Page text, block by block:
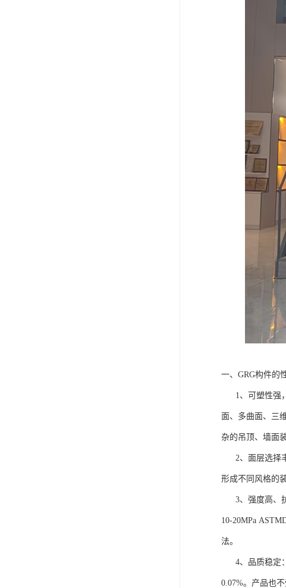
一、GRG构件的
1、可塑性强，
面、多曲面、三
杂的吊顶、墙面
2、面层选择丰
形成不同风格的
3、强度高、抗
10-20MPa
法。
4、品质稳定：
0.07%。产品也